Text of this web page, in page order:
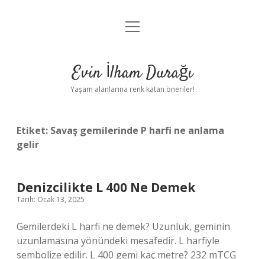
Anasayfa
Yasal Uyarı
menüyü
Evin İlham Durağı
Yaşam alanlarına renk katan öneriler!
Etiket: Savaş gemilerinde P harfi ne anlama
gelir
Denizcilikte L 400 Ne Demek
Tarih: Ocak 13, 2025
Gemilerdeki L harfi ne demek? Uzunluk, geminin
uzunlamasına yönündeki mesafedir. L harfiyle
sembolize edilir. L 400 gemi kaç metre? 232 mTCG